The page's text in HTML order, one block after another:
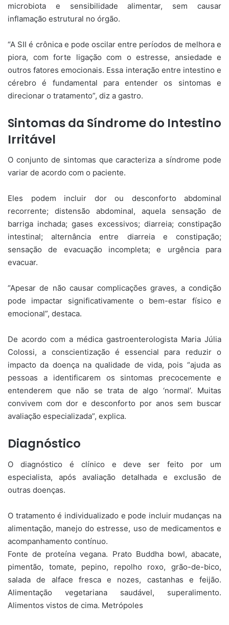
microbiota e sensibilidade alimentar, sem causar
inflamação estrutural no órgão.
“A SII é crônica e pode oscilar entre períodos de melhora e
piora, com forte ligação com o estresse, ansiedade e
outros fatores emocionais. Essa interação entre intestino e
cérebro é fundamental para entender os sintomas e
direcionar o tratamento”, diz a gastro.
Sintomas da Síndrome do Intestino
Irritável
O conjunto de sintomas que caracteriza a síndrome pode
variar de acordo com o paciente.
Eles podem incluir dor ou desconforto abdominal
recorrente; distensão abdominal, aquela sensação de
barriga inchada; gases excessivos; diarreia; constipação
intestinal; alternância entre diarreia e constipação;
sensação de evacuação incompleta; e urgência para
evacuar.
“Apesar de não causar complicações graves, a condição
pode impactar significativamente o bem-estar físico e
emocional”, destaca.
De acordo com a médica gastroenterologista Maria Júlia
Colossi, a conscientização é essencial para reduzir o
impacto da doença na qualidade de vida, pois “ajuda as
pessoas a identificarem os sintomas precocemente e
entenderem que não se trata de algo ‘normal’. Muitas
convivem com dor e desconforto por anos sem buscar
avaliação especializada”, explica.
Diagnóstico
O diagnóstico é clínico e deve ser feito por um
especialista, após avaliação detalhada e exclusão de
outras doenças.
O tratamento é individualizado e pode incluir mudanças na
alimentação, manejo do estresse, uso de medicamentos e
acompanhamento contínuo.
Fonte de proteína vegana. Prato Buddha bowl, abacate,
pimentão, tomate, pepino, repolho roxo, grão-de-bico,
salada de alface fresca e nozes, castanhas e feijão.
Alimentação vegetariana saudável, superalimento.
Alimentos vistos de cima. Metrópoles